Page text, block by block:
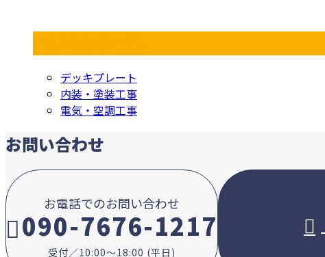
デッキプレート
内装・塗装工事
電気・空調工事
お問い合わせ
お電話でのお問い合わせ
090-7676-1217
受付／10:00～18:00 (平日)